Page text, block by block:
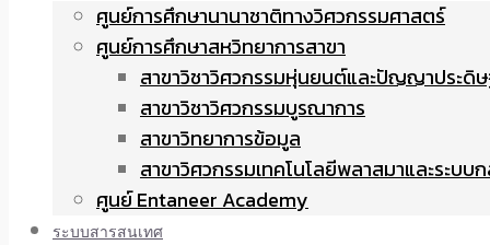
ศูนย์การศึกษานานาชาติทางวิศวกรรมศาสตร์
ศูนย์การศึกษาสหวิทยาการสาขา
สาขาวิชาวิศวกรรมหุ่นยนต์และปัญญาประดิ
สาขาวิชาวิศวกรรมบูรณาการ
สาขาวิทยาการข้อมูล
สาขาวิศวกรรมเทคโนโลยีพลาสมาและระบบ
ศูนย์ Entaneer Academy
ระบบสารสนเทศ